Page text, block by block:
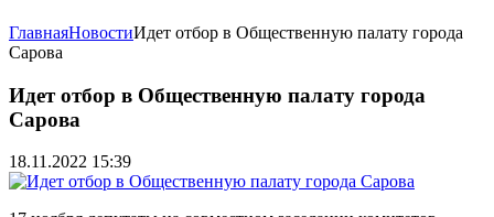
ГлавнаяНовостиИдет отбор в Общественную палату города
Сарова
Идет отбор в Общественную палату города
Сарова
18.11.2022 15:39